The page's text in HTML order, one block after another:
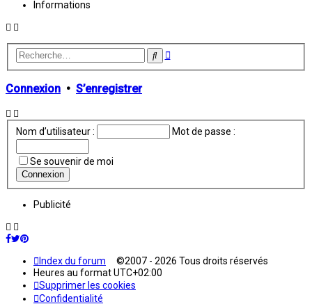
Informations
Rechercher
Recherche
Connexion • S’enregistrer
Nom d’utilisateur : Mot de passe :
Se souvenir de moi
Publicité
Index du forum ©2007 - 2026 Tous droits réservés
Heures au formatUTC+02:00
Supprimer les cookies
Confidentialité